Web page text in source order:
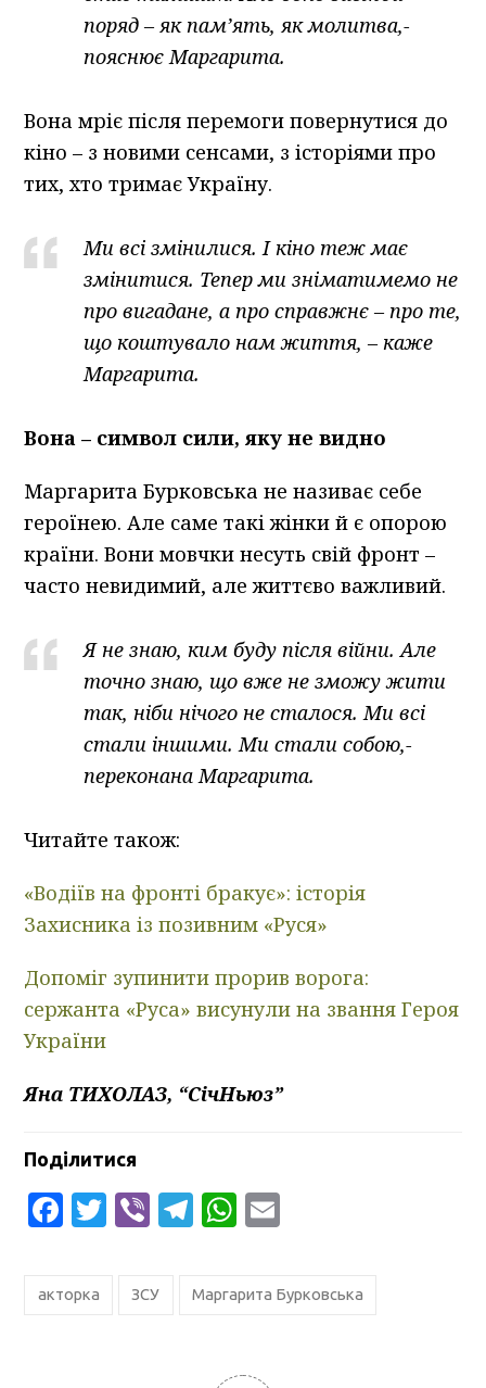
поряд – як пам’ять, як молитва,-
пояснює Маргарита.
Вона мріє після перемоги повернутися до
кіно – з новими сенсами, з історіями про
тих, хто тримає Україну.
Ми всі змінилися. І кіно теж має
змінитися. Тепер ми зніматимемо не
про вигадане, а про справжнє – про те,
що коштувало нам життя, – каже
Маргарита.
Вона – символ сили, яку не видно
Маргарита Бурковська не називає себе
героїнею. Але саме такі жінки й є опорою
країни. Вони мовчки несуть свій фронт –
часто невидимий, але життєво важливий.
Я не знаю, ким буду після війни. Але
точно знаю, що вже не зможу жити
так, ніби нічого не сталося. Ми всі
стали іншими. Ми стали собою,-
переконана Маргарита.
Читайте також:
«Водіїв на фронті бракує»: історія
Захисника із позивним «Руся»
Допоміг зупинити прорив ворога:
сержанта «Руса» висунули на звання Героя
України
Яна ТИХОЛАЗ, “СічНьюз”
Поділитися
Facebook
Twitter
ViberTelegram
WhatsApp
акторка ЗСУ Маргарита Бурковська